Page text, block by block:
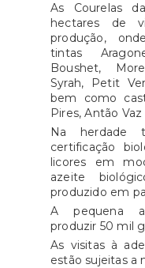
As Courelas
hectares de
produção,
tintas
Boushet,
Syrah, Petit
bem como
Pires, Antão
Na herdade
certificação
licores em
azeite
produzido em
A pequena
produzir 50 mil
As visitas à
estão sujeitas a